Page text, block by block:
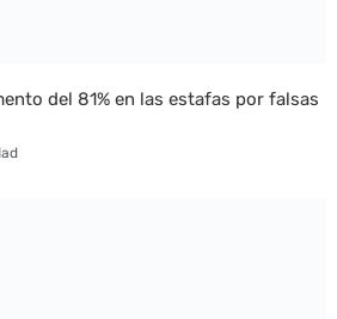
del 81% en las estafas por falsas